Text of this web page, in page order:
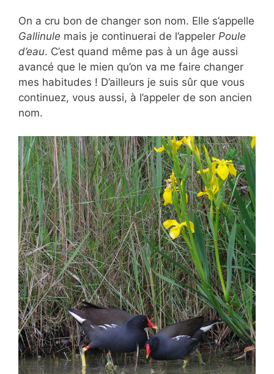
On a cru bon de changer son nom. Elle s’appelle
Gallinule mais je continuerai de l’appeler Poule
d’eau. C’est quand même pas à un âge aussi
avancé que le mien qu’on va me faire changer
mes habitudes ! D’ailleurs je suis sûr que vous
continuez, vous aussi, à l’appeler de son ancien
nom.